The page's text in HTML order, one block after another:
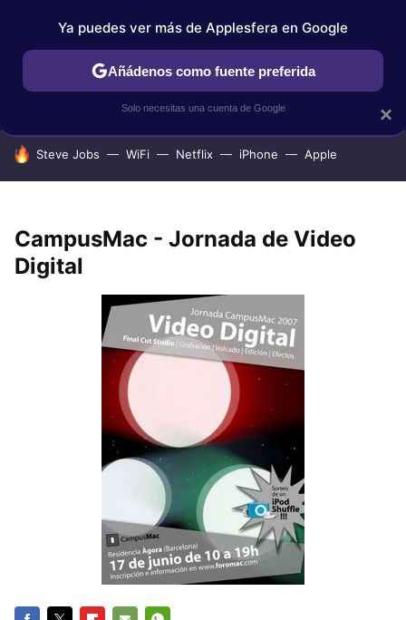
IPHONE TUTORIALES APPLESFERA SELECCIÓN
HOY SE HABLA DE
Steve Jobs WiFi Netflix iPhone Apple
CampusMac - Jornada de Video
Digital
×
Ya puedes ver más de Applesfera en Google
Añádenos como fuente preferida
Solo necesitas una cuenta de Google